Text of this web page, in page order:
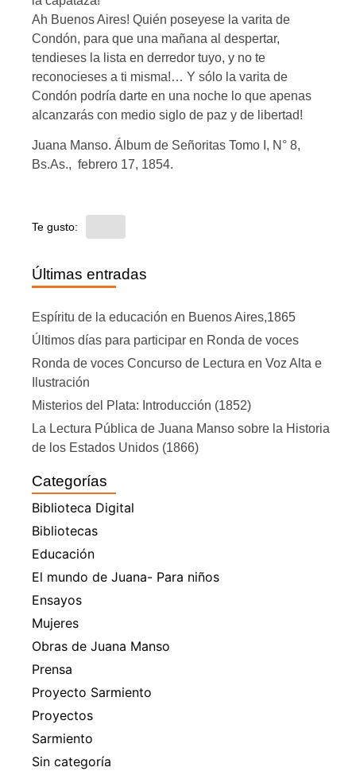
Ah Buenos Aires! Quién poseyese la varita de
Condón, para que una mañana al despertar,
tendieses la lista en derredor tuyo, y no te
reconocieses a ti misma!… Y sólo la varita de
Condón podría darte en una noche lo que apenas
alcanzarás con medio siglo de paz y de libertad!
Juana Manso. Álbum de Señoritas Tomo I, N° 8,
Bs.As., febrero 17, 1854.
Te gusto:
Últimas entradas
Espíritu de la educación en Buenos Aires,1865
Últimos días para participar en Ronda de voces
Ronda de voces Concurso de Lectura en Voz Alta e
Ilustración
Misterios del Plata: Introducción (1852)
La Lectura Pública de Juana Manso sobre la Historia
de los Estados Unidos (1866)
Categorías
Biblioteca Digital
Bibliotecas
Educación
El mundo de Juana- Para niños
Ensayos
Mujeres
Obras de Juana Manso
Prensa
Proyecto Sarmiento
Proyectos
Sarmiento
Sin categoría